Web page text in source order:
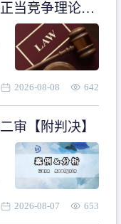
当竞争理论与
省市是否侵权
2026-08-08 642
审【附判决】
2026-08-07 653